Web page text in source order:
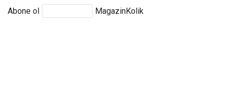
Abone ol MagazinKolik